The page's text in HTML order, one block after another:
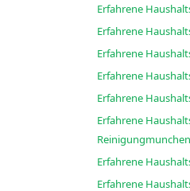
Erfahrene
Reinigungmunchen
Erfahrene